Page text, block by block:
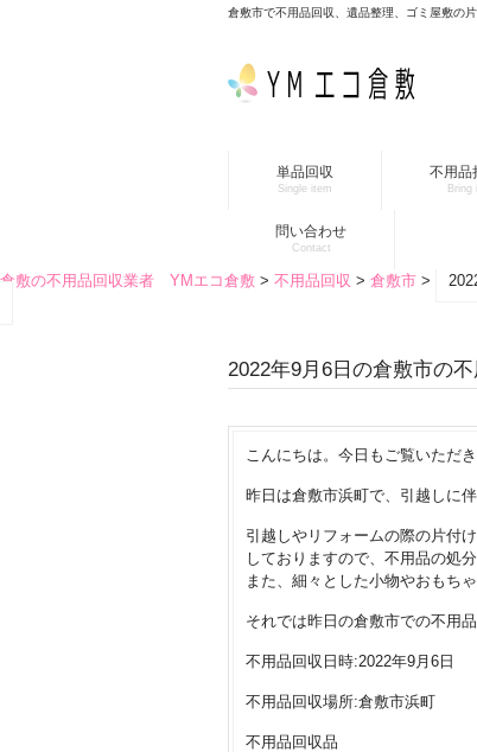
倉敷市で不用品回収、遺品整理、ゴミ屋敷の
単品回収
Single item
不用品
Bring
問い合わせ
Contact
倉敷の不用品回収業者 YMエコ倉敷 > 不用品回収 > 倉敷市 >
2022年9月6日の倉敷市の
こんにちは。今日もご覧いただ
昨日は倉敷市浜町で、引越しに
引越しやリフォームの際の片付
しておりますので、不用品の処
また、細々とした小物やおもち
それでは昨日の倉敷市での不用
不用品回収日時:2022年9月6日
不用品回収場所:倉敷市浜町
不用品回収品